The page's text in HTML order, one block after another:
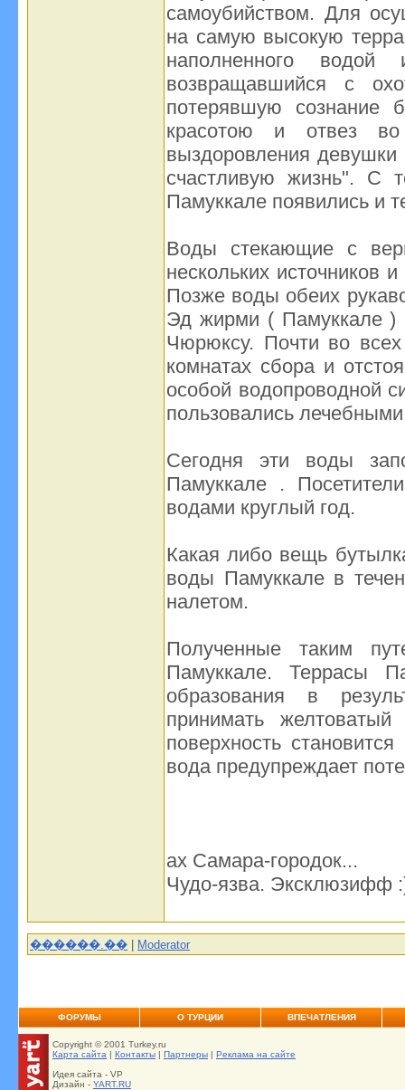
самоубийством. Для
на самую высокую
наполненного
возвращавшийся с
потерявшую
красотою и отвез
выздоровления
счастливую жизнь". С
Памуккале появились и
Воды стекающие с
нескольких источников
Позже воды обеих
Эд жирми ( Памуккале )
Чюрюксу. Почти во
комнатах сбора и
особой водопроводной
пользовались
Сегодня эти воды
Памуккале .
водами круглый год.
Какая либо вещь
воды Памуккале в
налетом.
Полученные таким
Памуккале. Террасы
образования в
принимать
поверхность
вода предупреждает
ах Самара-городок...
Чудо-язва. Эксклюзифф
������.�� | Moderator
ФОРУМЫ О ТУРЦИИ ВПЕЧАТЛЕНИЯ
Copyright © 2001 Turkey.ru
Карта сайта | Контакты | Партнеры | Реклама на сайте
Идея сайта - VP
Дизайн - YART.RU